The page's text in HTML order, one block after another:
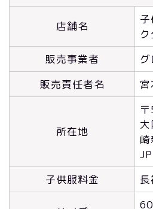
店舗名
販売事業者
販売責任者名
所在地
子供服料金